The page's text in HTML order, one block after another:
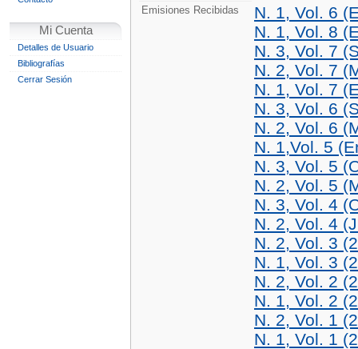
Mi Cuenta
Detalles de Usuario
Bibliografías
Cerrar Sesión
Emisiones Recibidas
N. 1, Vol. 6
N. 1, Vol. 8
N. 3, Vol. 7
N. 2, Vol. 7
N. 1, Vol. 7
N. 3, Vol. 6
N. 2, Vol. 6
N. 1,Vol. 5
N. 3, Vol. 5
N. 2, Vol. 5
N. 3, Vol. 4
N. 2, Vol. 4
N. 2, Vol. 3
N. 1, Vol. 3
N. 2, Vol. 2
N. 1, Vol. 2
N. 2, Vol. 1
N. 1, Vol. 1